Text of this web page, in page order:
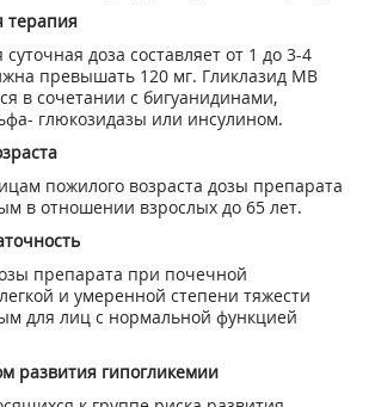
доза составляет от 1 до 3-4
превышать 120 мг. Гликлазид МВ
в сочетании с бигуанидинами,
глюкозидазы или инсулином.
пожилого возраста дозы препарата
в отношении взрослых до 65 лет.
препарата при почечной
и умеренной степени тяжести
для лиц с нормальной функцией
развития гипогликемии